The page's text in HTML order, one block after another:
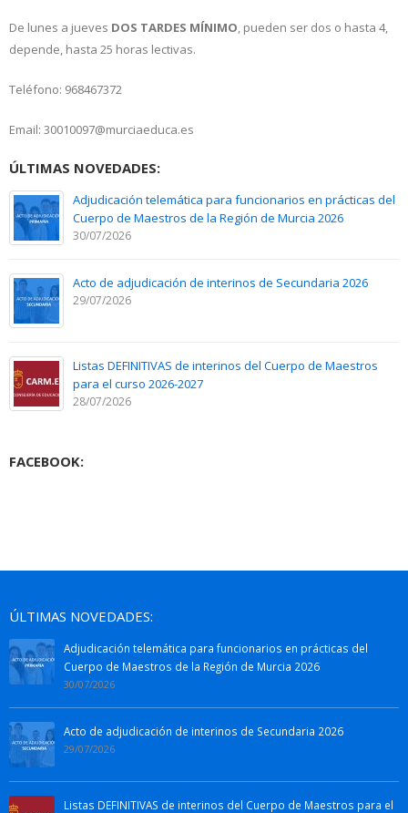
De lunes a jueves DOS TARDES MÍNIMO, pueden ser dos o hasta 4,
depende, hasta 25 horas lectivas.
Teléfono: 968467372
Email: 30010097@murciaeduca.es
ÚLTIMAS NOVEDADES:
Adjudicación telemática para funcionarios en prácticas del
Cuerpo de Maestros de la Región de Murcia 2026
30/07/2026
Acto de adjudicación de interinos de Secundaria 2026
29/07/2026
Listas DEFINITIVAS de interinos del Cuerpo de Maestros
para el curso 2026-2027
28/07/2026
FACEBOOK:
ÚLTIMAS NOVEDADES:
Adjudicación telemática para funcionarios en prácticas del
Cuerpo de Maestros de la Región de Murcia 2026
30/07/2026
Acto de adjudicación de interinos de Secundaria 2026
29/07/2026
Listas DEFINITIVAS de interinos del Cuerpo de Maestros para el